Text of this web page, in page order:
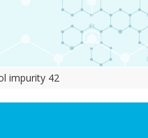
impurity 42